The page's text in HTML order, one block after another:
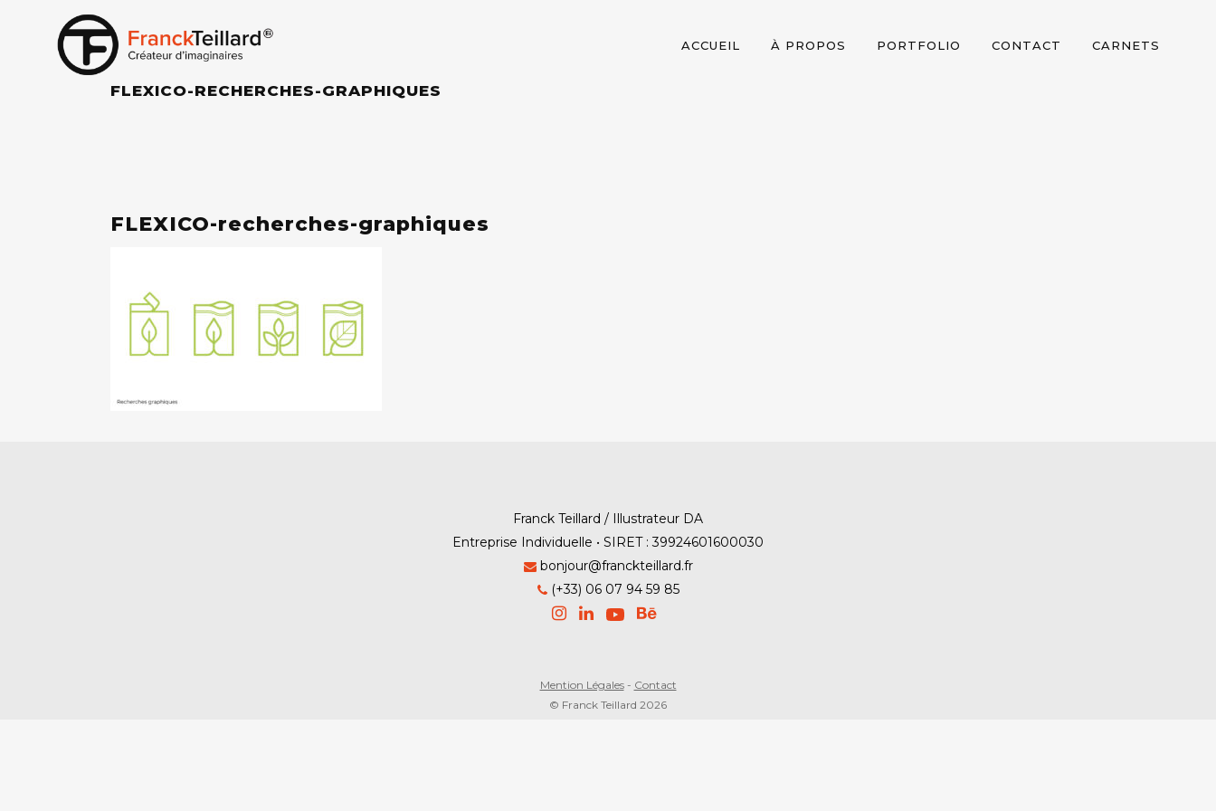
ACCUEIL À PROPOS PORTFOLIO CONTACT CARNETS
FLEXICO-RECHERCHES-GRAPHIQUES
FLEXICO-recherches-graphiques
Franck Teillard / Illustrateur DA
Entreprise Individuelle • SIRET : 39924601600030
bonjour@franckteillard.fr
(+33) 06 07 94 59 85
Mention Légales- Contact
© Franck Teillard 2026